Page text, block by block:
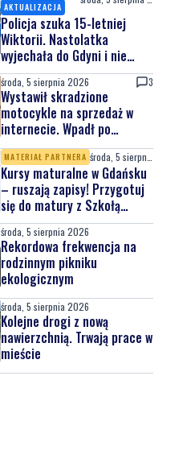
AKTUALIZACJA
Policja szuka 15-letniej
Wiktorii. Nastolatka
wyjechała do Gdyni i nie
wróciła
środa, 5 sierpnia 2026 3
Wystawił skradzione
motocykle na sprzedaż w
internecie. Wpadł po
zgłoszeniu właściciela
MATERIAŁ PARTNERA
Kursy maturalne w Gdańsku
– ruszają zapisy! Przygotuj
się do matury z Szkołą
Effective Teaching!
środa, 5 sierpnia 2026
Rekordowa frekwencja na
rodzinnym pikniku
ekologicznym
środa, 5 sierpnia 2026
Kolejne drogi z nową
nawierzchnią. Trwają prace w
mieście